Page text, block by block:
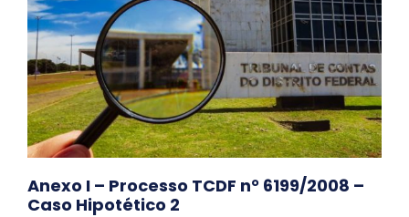
Anexo I – Processo TCDF n° 6199/2008 –
Caso Hipotético 2